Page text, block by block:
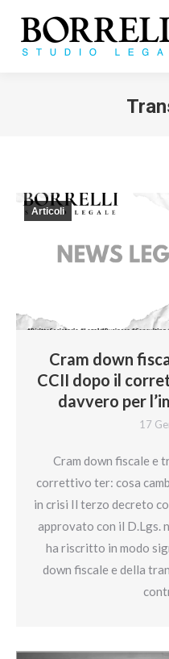
Cram down
CCII dopo il
davvero per
17
Articoli
Cram down fiscale e
correttivo ter: cosa
in crisi Il terzo decreto
approvato con il D.Lgs.
ha riscritto in modo
down fiscale e della